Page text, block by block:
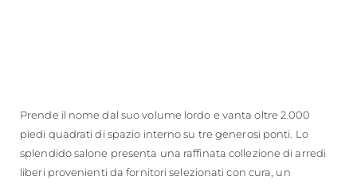
Prende il nome dal suo volume lordo e vanta oltre 2.000
piedi quadrati di spazio interno su tre generosi ponti. Lo
splendido salone presenta una raffinata collezione di arredi
liberi provenienti da fornitori selezionati con cura, un